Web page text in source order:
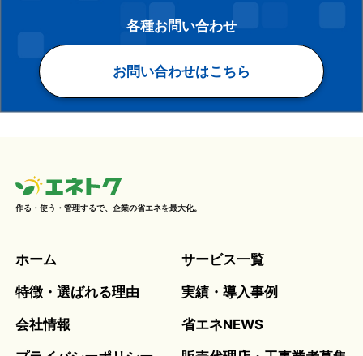
各種お問い合わせ
お問い合わせはこちら
作る・使う・管理するで、企業の省エネを最大化。
ホーム
サービス一覧
特徴・選ばれる理由
実績・導入事例
会社情報
省エネNEWS